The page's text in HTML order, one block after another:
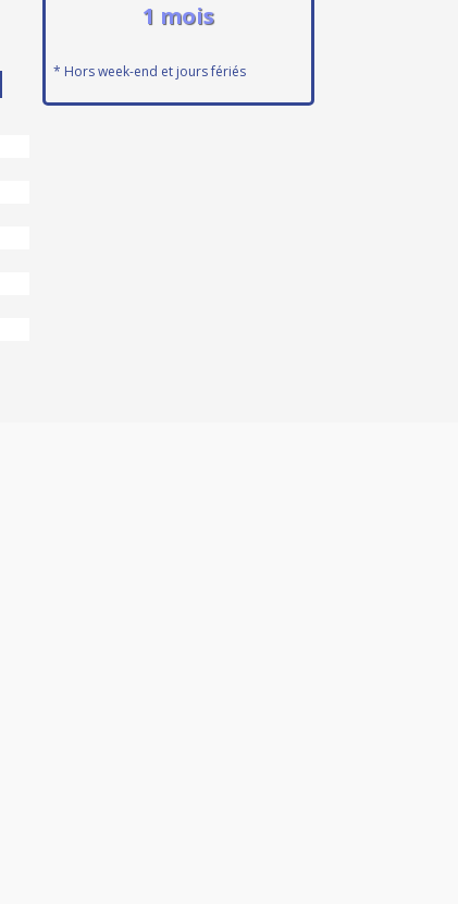
1 mois
* Hors week-end et jours fériés